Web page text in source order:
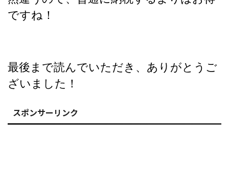
ですね！
最後まで読んでいただき、ありがとうご
ざいました！
スポンサーリンク